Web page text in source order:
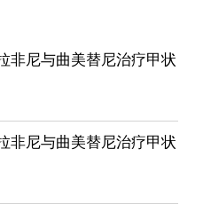
非尼与曲美替尼治疗甲状
非尼与曲美替尼治疗甲状